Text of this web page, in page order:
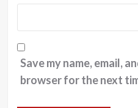
Save my name, email,
browser for the next